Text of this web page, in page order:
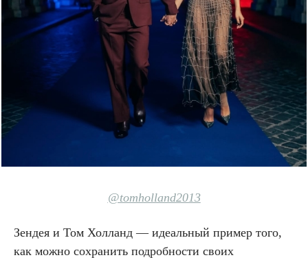
@tomholland2013
Зендея и Том Холланд — идеальный пример того,
как можно сохранить подробности своих